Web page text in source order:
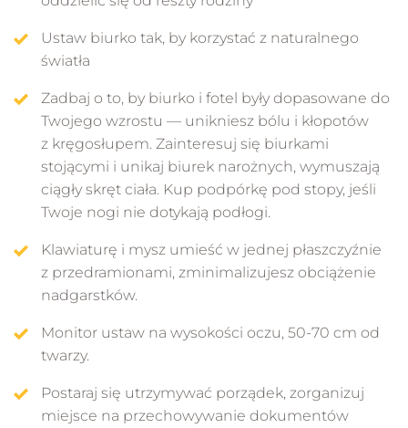
Ustaw biurko tak, by korzystać z naturalnego
światła
Zadbaj o to, by biurko i fotel były dopasowane do
Twojego wzrostu — unikniesz bólu i kłopotów
z kręgosłupem. Zainteresuj się biurkami
stojącymi i unikaj biurek narożnych, wymuszają
ciągły skręt ciała. Kup podpórkę pod stopy, jeśli
Twoje nogi nie dotykają podłogi.
Klawiaturę i mysz umieść w jednej płaszczyźnie
z przedramionami, zminimalizujesz obciążenie
nadgarstków.
Monitor ustaw na wysokości oczu, 50-70 cm od
twarzy.
Postaraj się utrzymywać porządek, zorganizuj
miejsce na przechowywanie dokumentów